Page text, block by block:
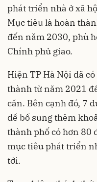
phát triển nhà ở xã
Mục tiêu là hoàn
đến năm 2030, phù
Chính phủ giao.
Hiện TP Hà Nội đã
thành từ năm 2021
căn. Bên cạnh đó, 7
để bổ sung thêm
thành phố có hơn 80
mục tiêu phát triển
tới.